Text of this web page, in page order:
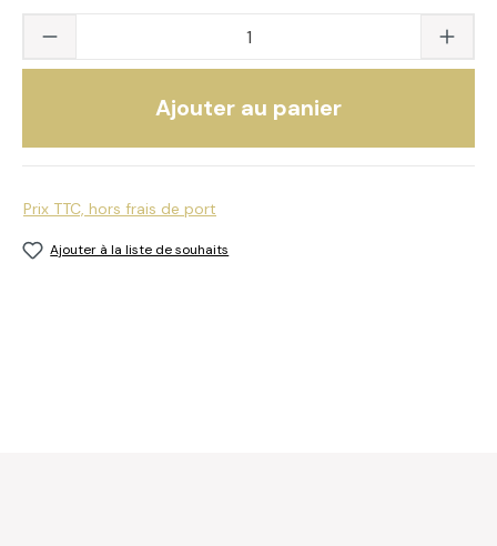
Quantité du produit : saisissez la valeur
Ajouter au panier
Prix TTC, hors frais de port
Ajouter à la liste de souhaits